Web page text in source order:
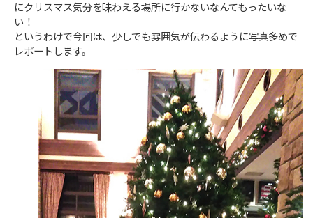
にクリスマス気分を味わえる場所に行かないなんてもったいな
い！
というわけで今回は、少しでも雰囲気が伝わるように写真多めで
レポートします。